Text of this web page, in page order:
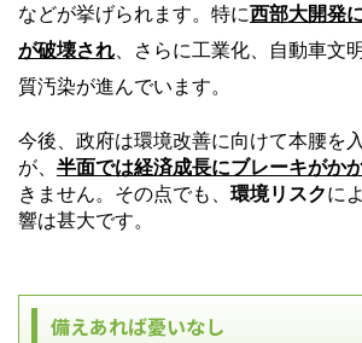
などが挙げられます。 特に西部大開発
が破壊され、さらに工業化、自動車文
質汚染が進んでいます。
今後、政府は環境改善に向けて本腰を
が、 半面では経済成長にブレーキがか
きません。その点でも、 環境リスクに
響は甚大です。
備えあれば憂いなし